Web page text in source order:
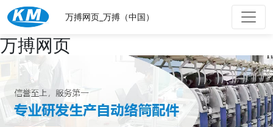
万搏网页
万搏网页_万搏（中国）